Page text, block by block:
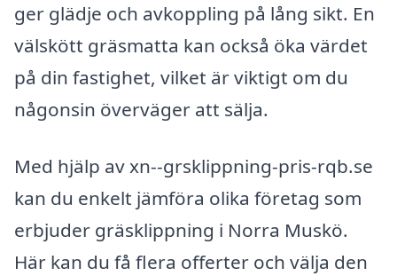
ger glädje och avkoppling på lång sikt. En
välskött gräsmatta kan också öka värdet
på din fastighet, vilket är viktigt om du
någonsin överväger att sälja.
Med hjälp av xn--grsklippning-pris-rqb.se
kan du enkelt jämföra olika företag som
erbjuder gräsklippning i Norra Muskö.
Här kan du få flera offerter och välja den